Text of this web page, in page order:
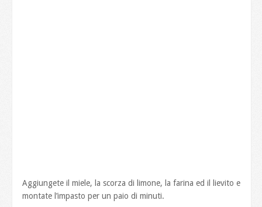
Aggiungete il miele, la scorza di limone, la farina ed il lievito e
montate l’impasto per un paio di minuti.